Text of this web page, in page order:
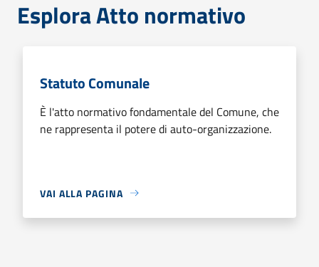
Esplora Atto normativo
Statuto Comunale
È l'atto normativo fondamentale del Comune, che
ne rappresenta il potere di auto-organizzazione.
VAI ALLA PAGINA